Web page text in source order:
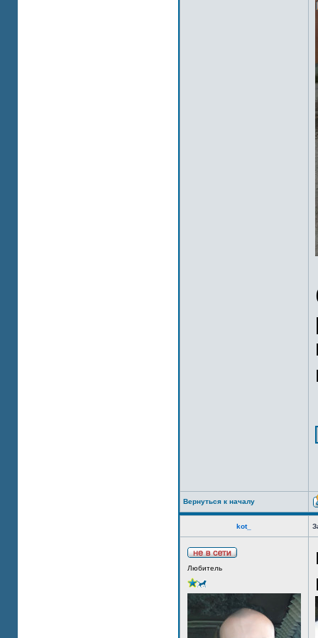
Вернуться к началу
kot_
Любитель